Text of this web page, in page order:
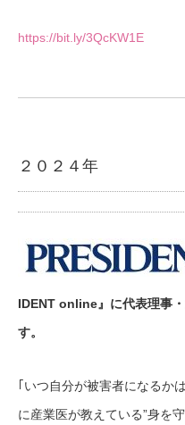
https://bit.ly/3QcKW1E
２０２４年
IDENT online』に代表理事
す。
｢いつ自分が被害者になるか
に産業医が教えている”身を